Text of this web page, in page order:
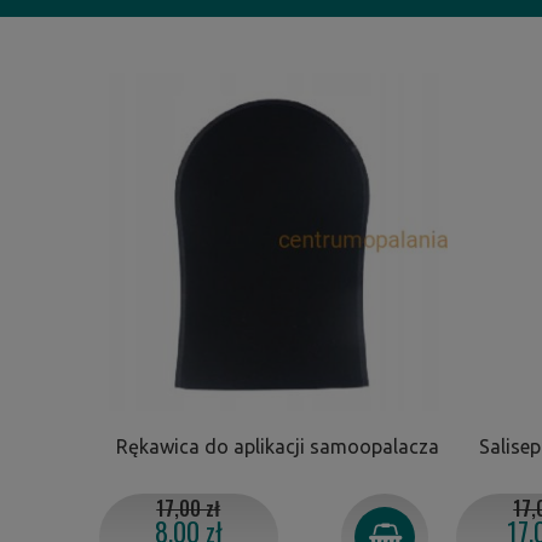
Rękawica do aplikacji samoopalacza
8,00 zł
17,00 zł